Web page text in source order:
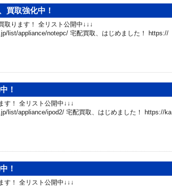
買取強化中！
取ります！ 全リスト公開中↓↓↓
list/appliance/notepc/ 宅配買取、はじめました！ https://
！
す！ 全リスト公開中↓↓↓
list/appliance/ipod2/ 宅配買取、はじめました！ https://ka
！
す！ 全リスト公開中↓↓↓